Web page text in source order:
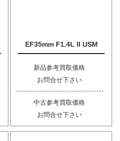
EF35mm F1.4L II USM
新品参考買取価格
お問合せ下さい
中古参考買取価格
お問合せ下さい